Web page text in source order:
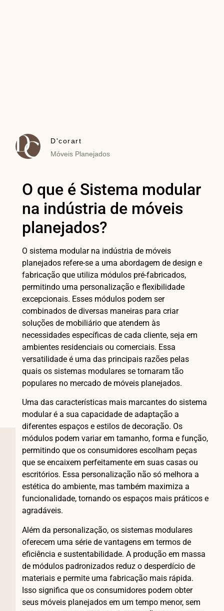
D'corart
Móveis Planejados
O que é Sistema modular
na indústria de móveis
planejados?
O sistema modular na indústria de móveis
planejados refere-se a uma abordagem de design e
fabricação que utiliza módulos pré-fabricados,
permitindo uma personalização e flexibilidade
excepcionais. Esses módulos podem ser
combinados de diversas maneiras para criar
soluções de mobiliário que atendem às
necessidades específicas de cada cliente, seja em
ambientes residenciais ou comerciais. Essa
versatilidade é uma das principais razões pelas
quais os sistemas modulares se tornaram tão
populares no mercado de móveis planejados.
Uma das características mais marcantes do sistema
modular é a sua capacidade de adaptação a
diferentes espaços e estilos de decoração. Os
módulos podem variar em tamanho, forma e função,
permitindo que os consumidores escolham peças
que se encaixem perfeitamente em suas casas ou
escritórios. Essa personalização não só melhora a
estética do ambiente, mas também maximiza a
funcionalidade, tornando os espaços mais práticos e
agradáveis.
Além da personalização, os sistemas modulares
oferecem uma série de vantagens em termos de
eficiência e sustentabilidade. A produção em massa
de módulos padronizados reduz o desperdício de
materiais e permite uma fabricação mais rápida.
Isso significa que os consumidores podem obter
seus móveis planejados em um tempo menor, sem